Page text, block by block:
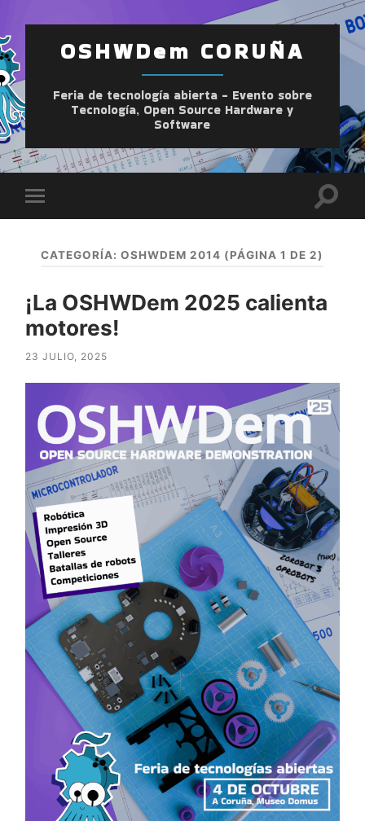
OSHWDem CORUÑA
Feria de tecnología abierta - Evento sobre
Tecnología, Open Source Hardware y
Software
el
móvil
CATEGORÍA:OSHWDEM 2014 (PÁGINA 1 DE 2)
¡La OSHWDem 2025 calienta
motores!
23 JULIO, 2025